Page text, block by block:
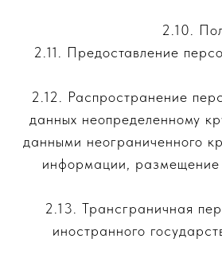
2.10.
2.11. Предоставление
2.12. Распространение
данных неопределенному
данными неограниченного
информации, размещение
2.13. Трансграничная
иностранного